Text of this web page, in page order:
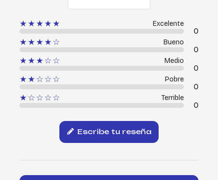
★★★★★ Excelente
0
★★★★☆
Bueno
0
★★★☆☆
Medio
0
★★☆☆☆
Pobre
0
★☆☆☆☆
Terrible
0
Escribe tu reseña